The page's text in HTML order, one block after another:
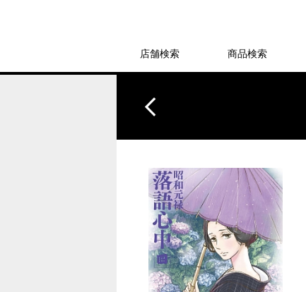
店舗検索 商品検索